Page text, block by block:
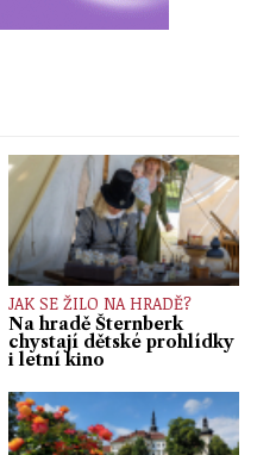
JAK SE ŽILO NA HRADĚ?
Na hradě Šternberk
chystají dětské prohlídky
i letní kino